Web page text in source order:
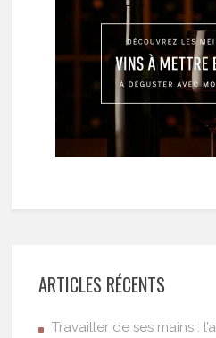
ARTICLES RÉCENTS
Travailler de ses mains :